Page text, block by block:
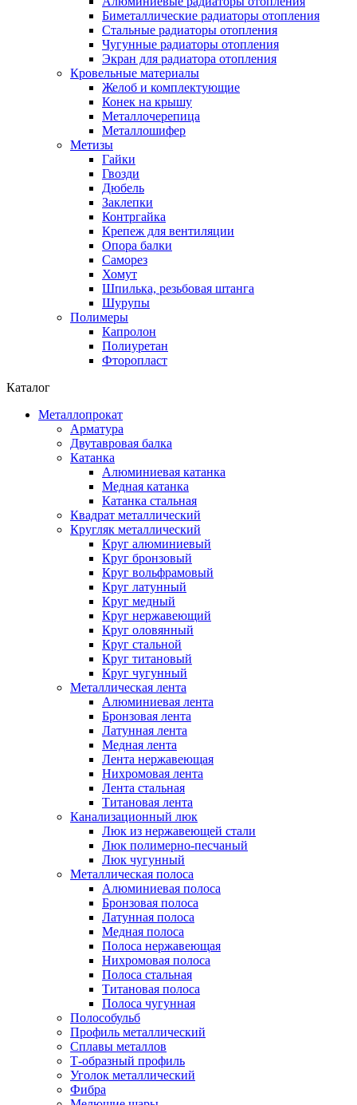
Биметаллические радиаторы отопления
Стальные радиаторы отопления
Чугунные радиаторы отопления
Экран для радиатора отопления
Кровельные материалы
Желоб и комплектующие
Конек на крышу
Металлочерепица
Металлошифер
Метизы
Гайки
Гвозди
Дюбель
Заклепки
Контргайка
Крепеж для вентиляции
Опора балки
Саморез
Хомут
Шпилька, резьбовая штанга
Шурупы
Полимеры
Капролон
Полиуретан
Фторопласт
Каталог
Металлопрокат
Арматура
Двутавровая балка
Катанка
Алюминиевая катанка
Медная катанка
Катанка стальная
Квадрат металлический
Кругляк металлический
Круг алюминиевый
Круг бронзовый
Круг вольфрамовый
Круг латунный
Круг медный
Круг нержавеющий
Круг оловянный
Круг стальной
Круг титановый
Круг чугунный
Металлическая лента
Алюминиевая лента
Бронзовая лента
Латунная лента
Медная лента
Лента нержавеющая
Нихромовая лента
Лента стальная
Титановая лента
Канализационный люк
Люк из нержавеющей стали
Люк полимерно-песчаный
Люк чугунный
Металлическая полоса
Алюминиевая полоса
Бронзовая полоса
Латунная полоса
Медная полоса
Полоса нержавеющая
Нихромовая полоса
Полоса стальная
Титановая полоса
Полоса чугунная
Полособульб
Профиль металлический
Сплавы металлов
Т-образный профиль
Уголок металлический
Фибра